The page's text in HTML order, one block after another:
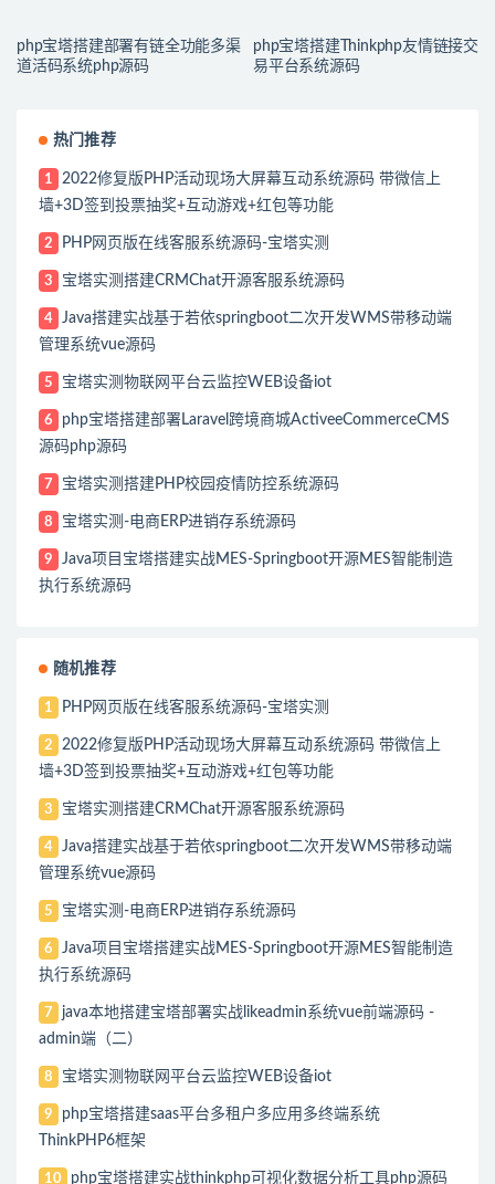
php宝塔搭建部署有链全功能多渠
道活码系统php源码
php宝塔搭建Thinkphp友情链接交
易平台系统源码
热门推荐
1
2022修复版PHP活动现场大屏幕互动系统源码 带微信上
墙+3D签到投票抽奖+互动游戏+红包等功能
2 PHP网页版在线客服系统源码-宝塔实测
3 宝塔实测搭建CRMChat开源客服系统源码
4
Java搭建实战基于若依springboot二次开发WMS带移动端
管理系统vue源码
5 宝塔实测物联网平台云监控WEB设备iot
6
php宝塔搭建部署Laravel跨境商城ActiveeCommerceCMS
源码php源码
7 宝塔实测搭建PHP校园疫情防控系统源码
8 宝塔实测-电商ERP进销存系统源码
9
Java项目宝塔搭建实战MES-Springboot开源MES智能制造
执行系统源码
随机推荐
1 PHP网页版在线客服系统源码-宝塔实测
2
2022修复版PHP活动现场大屏幕互动系统源码 带微信上
墙+3D签到投票抽奖+互动游戏+红包等功能
3 宝塔实测搭建CRMChat开源客服系统源码
4
Java搭建实战基于若依springboot二次开发WMS带移动端
管理系统vue源码
5 宝塔实测-电商ERP进销存系统源码
6
Java项目宝塔搭建实战MES-Springboot开源MES智能制造
执行系统源码
7
java本地搭建宝塔部署实战likeadmin系统vue前端源码 -
admin端（二）
8 宝塔实测物联网平台云监控WEB设备iot
9
php宝塔搭建saas平台多租户多应用多终端系统
ThinkPHP6框架
10 php宝塔搭建实战thinkphp可视化数据分析工具php源码